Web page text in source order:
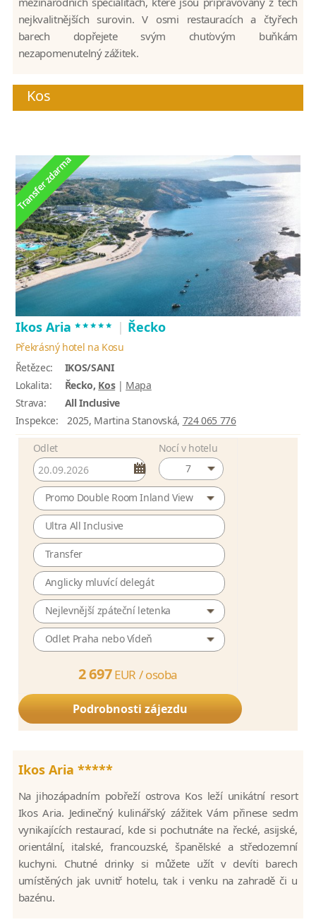
nejkvalitnějších surovin. V osmi restauracích a čtyřech
barech dopřejete svým chuťovým buňkám
nezapomenutelný zážitek.
Kos
Ikos Aria ***** | Řecko
Překrásný hotel na Kosu
Řetězec:
IKOS/SANI
Lokalita:
Řecko, Kos| Mapa
Strava:
All Inclusive
Inspekce:
2025, Martina Stanovská, 724 065 776
Odlet
Nocí v hotelu
7
Promo Double Room Inland View
Ultra All Inclusive
Transfer
Anglicky mluvící delegát
Nejlevnější zpáteční letenka
Odlet Praha nebo Vídeň
2 697 EUR /osoba
Podrobnosti zájezdu
Ikos Aria *****
Na jihozápadním pobřeží ostrova Kos leží unikátní resort
Ikos Aria. Jedinečný kulinářský zážitek Vám přinese sedm
vynikajících restaurací, kde si pochutnáte na řecké, asijské,
orientální, italské, francouzské, španělské a středozemní
kuchyni. Chutné drinky si můžete užít v devíti barech
umístěných jak uvnitř hotelu, tak i venku na zahradě či u
bazénu.